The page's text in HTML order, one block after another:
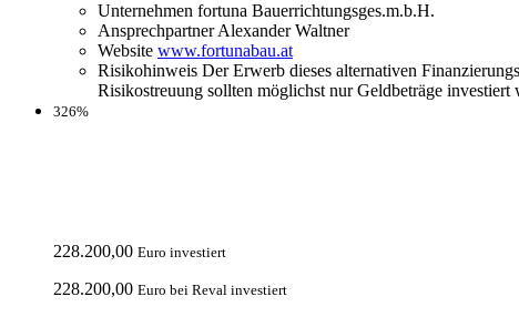
Unternehmen fortuna Bauerrichtungsges.m.b.H.
Ansprechpartner Alexander Waltner
Website www.fortunabau.at
Risikohinweis Der Erwerb dieses alternativen
Risikostreuung sollten möglichst nur Geldbeträge
326%
228.200,00 Euro investiert
228.200,00 Euro bei Reval investiert